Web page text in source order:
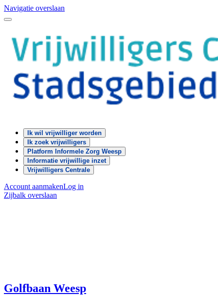
Navigatie overslaan
Ik wil vrijwilliger worden
Ik zoek vrijwilligers
Platform Informele Zorg Weesp
Informatie vrijwillige inzet
Vrijwilligers Centrale
Account aanmakenLog in
Zijbalk overslaan
Golfbaan Weesp